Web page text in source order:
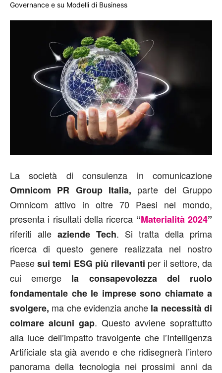
Governance e su Modelli di Business
La società di consulenza in comunicazione
Omnicom PR Group Italia, parte del Gruppo
Omnicom attivo in oltre 70 Paesi nel mondo,
presenta i risultati della ricerca “Materialità 2024”
riferiti alle aziende Tech. Si tratta della prima
ricerca di questo genere realizzata nel nostro
Paesesui temi ESG più rilevanti per il settore, da
cui emerge la consapevolezza del ruolo
fondamentale che le imprese sono chiamate a
svolgere, ma che evidenzia anche la necessità di
colmare alcuni gap. Questo avviene soprattutto
alla luce dell’impatto travolgente che l’Intelligenza
Artificiale sta già avendo e che ridisegnerà l’intero
panorama della tecnologia nei prossimi anni da